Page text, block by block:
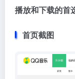
播放和下载的首
首页截图